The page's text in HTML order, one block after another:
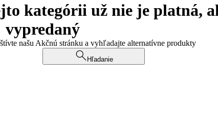
kategórii už nie je platná,
vypredaný
našu Akčnú stránku a vyhľadajte alternatívne produkty
Hľadanie